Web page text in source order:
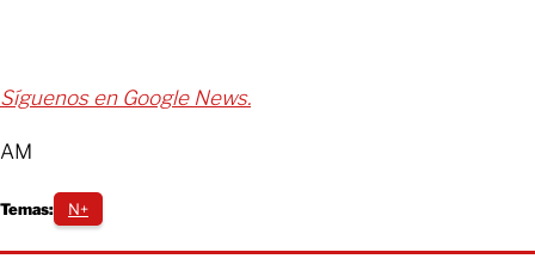
Síguenos en Google News.
AM
Temas: N+